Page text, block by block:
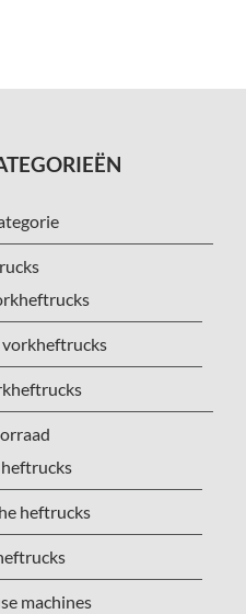
vorkheftrucks
heftrucks
machines